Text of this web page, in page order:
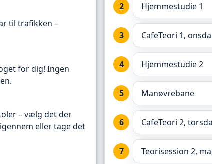
til trafikken –
for dig! Ingen
– vælg det der
eller tage det
Hjemmestudie 1
CafeTeori 1,
Hjemmestudie 2
Manøvrebane
CafeTeori 2,
Teorisession 2,